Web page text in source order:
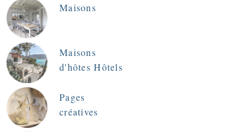
Maisons
Maisons
d'hôtes Hôtels
Pages
créatives